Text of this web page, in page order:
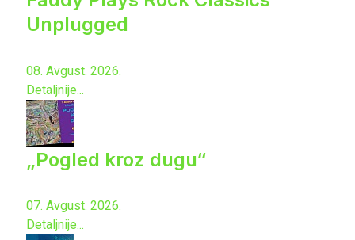
Unplugged
08. Avgust. 2026.
Detaljnije...
„Pogled kroz dugu“
07. Avgust. 2026.
Detaljnije...